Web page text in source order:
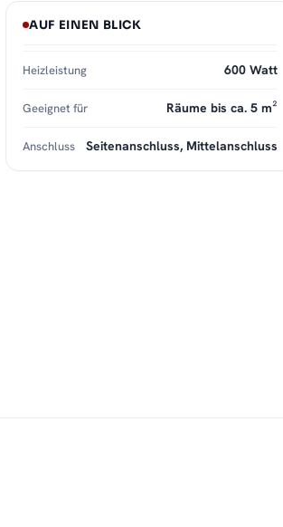
AUF EINEN BLICK
Heizleistung 600 Watt
Geeignet für Räume bis ca. 5 m²
Anschluss Seitenanschluss, Mittelanschluss